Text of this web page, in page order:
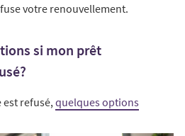
votre renouvellement.
si mon prêt
refusé, quelques options